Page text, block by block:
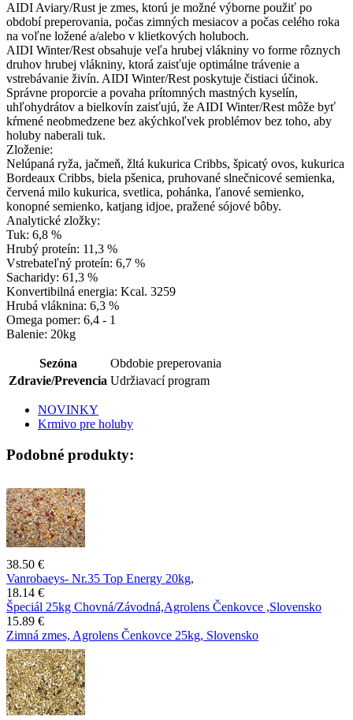
AIDI Aviary/Rust je zmes, ktorú je možné výborne použiť po
období preperovania, počas zimných mesiacov a počas celého roka
na voľne ložené a/alebo v klietkových holuboch.
AIDI Winter/Rest obsahuje veľa hrubej vlákniny vo forme rôznych
druhov hrubej vlákniny, ktorá zaisťuje optimálne trávenie a
vstrebávanie živín. AIDI Winter/Rest poskytuje čistiaci účinok.
Správne proporcie a povaha prítomných mastných kyselín,
uhľohydrátov a bielkovín zaisťujú, že AIDI Winter/Rest môže byť
kŕmené neobmedzene bez akýchkoľvek problémov bez toho, aby
holuby naberali tuk.
Zloženie:
Nelúpaná ryža, jačmeň, žltá kukurica Cribbs, špicatý ovos, kukurica
Bordeaux Cribbs, biela pšenica, pruhované slnečnicové semienka,
červená milo kukurica, svetlica, pohánka, ľanové semienko,
konopné semienko, katjang idjoe, pražené sójové bôby.
Analytické zložky:
Tuk: 6,8 %
Hrubý proteín: 11,3 %
Vstrebateľný proteín: 6,7 %
Sacharidy: 61,3 %
Konvertibilná energia: Kcal. 3259
Hrubá vláknina: 6,3 %
Omega pomer: 6,4 - 1
Balenie: 20kg
Sezóna
Obdobie preperovania
Zdravie/Prevencia Udržiavací program
NOVINKY
Krmivo pre holuby
Podobné produkty:
38.50 €
Vanrobaeys- Nr.35 Top Energy 20kg,
18.14 €
Špeciál 25kg Chovná/Závodná,Agrolens Čenkovce ,Slovensko
15.89 €
Zimná zmes, Agrolens Čenkovce 25kg, Slovensko